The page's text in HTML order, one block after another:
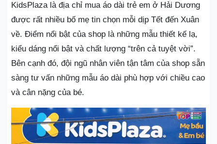
KidsPlaza là địa chỉ mua áo dài trẻ em ở Hải Dương
được rất nhiều bố mẹ tin chọn mỗi dịp Tết đến Xuân
về. Điểm nổi bật của shop là những mẫu thiết kế lạ,
kiểu dáng nổi bật và chất lượng “trên cả tuyệt vời”.
Bên cạnh đó, đội ngũ nhân viên tận tâm của shop sẵn
sàng tư vấn những mẫu áo dài phù hợp với chiều cao
và cân nặng của bé.